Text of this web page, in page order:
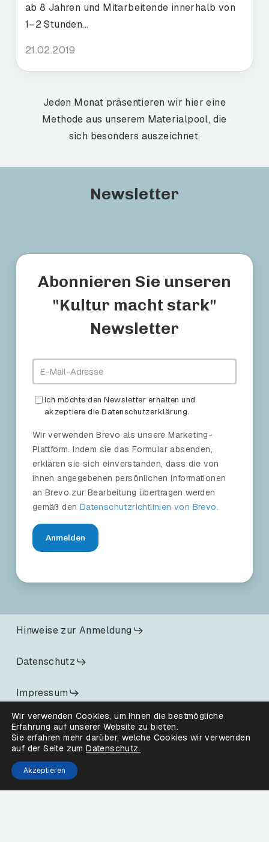
ab 8 Jahren und Mitarbeitende innerhalb von
1–2 Stunden...
21.02.2019
Jeden Monat präsentieren wir hier eine
Methode aus unserem Materialpool, die
sich besonders auszeichnet.
Newsletter
Abonnieren Sie unseren
"Kultur macht stark"
Newsletter
Ich möchte den Newsletter erhalten und
akzeptiere die Datenschutzerklärung.
Wir verwenden Brevo als unsere Marketing-
Plattform. Indem sie das Formular absenden,
erklären sie sich einverstanden, dass die von
ihnen angegebenen persönlichen Informationen
an Brevo zur Bearbeitung übertragen werden
gemäß den Datenschutzrichtlinien von Brevo.
Anmelden
Hinweise zur Anmeldung
Datenschutz
Impressum
Veranstaltungen
Service und Kontakt
Wir verwenden Cookies, um Ihnen die bestmögliche
Erfahrung auf unserer Website zu bieten.
Sie erfahren mehr darüber, welche Cookies wir verwenden
auf der Seite zumDatenschutz.
Akzeptieren